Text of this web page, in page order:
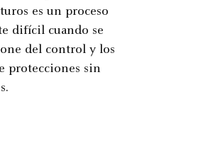
es un proceso
difícil cuando se
del control y los
protecciones sin